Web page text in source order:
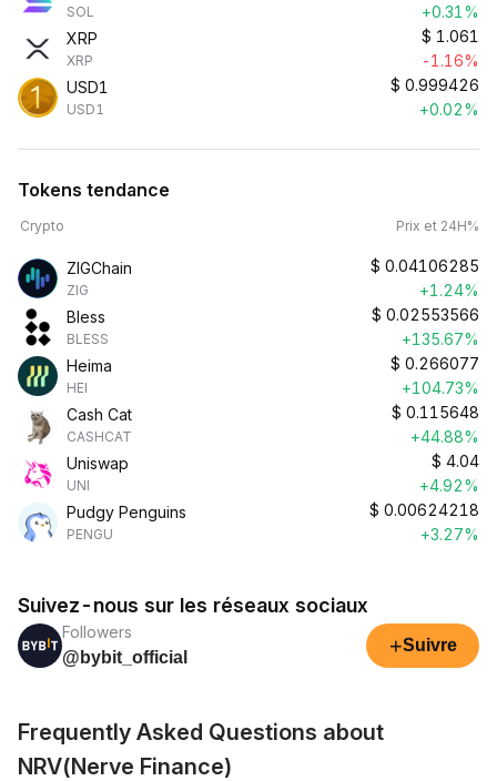
SOL
+0.31%
XRP
XRP
$ 1.061
-1.16%
USD1
USD1
$ 0.999426
+0.02%
Tokens tendance
Crypto Prix et 24H%
ZIGChain
ZIG
$ 0.04106285
+1.24%
Bless
BLESS
$ 0.02553566
+135.67%
Heima
HEI
$ 0.266077
+104.73%
Cash Cat
CASHCAT
$ 0.115648
+44.88%
Uniswap
UNI
$ 4.04
+4.92%
Pudgy Penguins
PENGU
$ 0.00624218
+3.27%
Suivez-nous sur les réseaux sociaux
Followers
@bybit_official
+Suivre
Frequently Asked Questions about
NRV(Nerve Finance)